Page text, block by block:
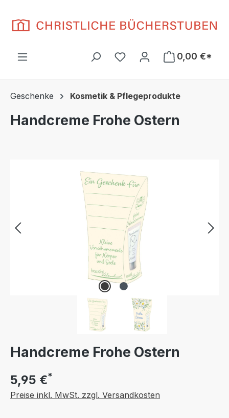
Du hast 0 Produkte auf
0,00 €*
Geschenke Kosmetik & Pflegeprodukte
Handcreme Frohe Ostern
Handcreme Frohe Ostern
5,95 €*
Preise inkl. MwSt. zzgl. Versandkosten